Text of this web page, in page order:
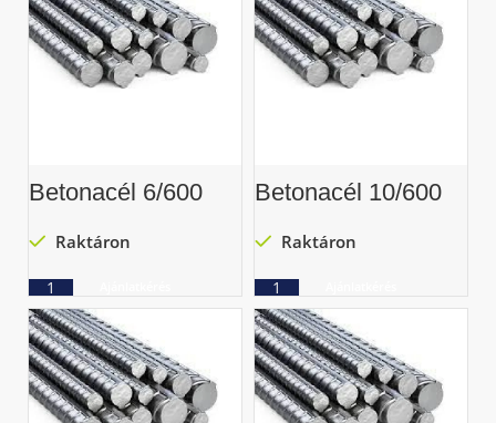
Betonacél 6/600
Raktáron
Betonacél 10/600
Raktáron